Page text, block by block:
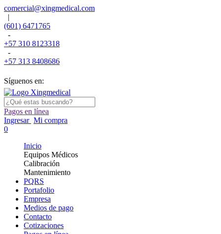
comercial@xingmedical.com
|
(601) 6471765
-
+57 310 8123318
-
+57 313 8408686
Síguenos en:
Pagos en línea
Ingresar Mi compra
0
Inicio
Equipos Médicos
Calibración
Mantenimiento
PQRS
Portafolio
Empresa
Medios de pago
Contacto
Cotizaciones